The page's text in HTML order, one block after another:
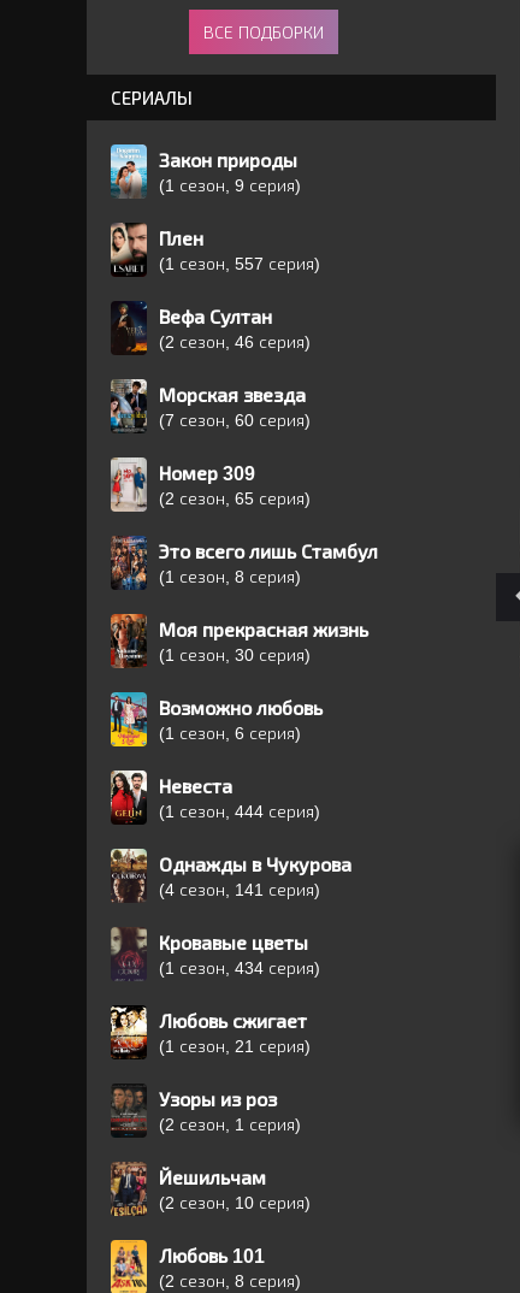
ВСЕ ПОДБОРКИ
СЕРИАЛЫ
Закон природы
(1 сезон, 9 серия)
Плен
(1 сезон, 557 серия)
Вефа Султан
(2 сезон, 46 серия)
Морская звезда
(7 сезон, 60 серия)
Номер 309
(2 сезон, 65 серия)
Это всего лишь Стамбул
(1 сезон, 8 серия)
Моя прекрасная жизнь
(1 сезон, 30 серия)
Возможно любовь
(1 сезон, 6 серия)
Невеста
(1 сезон, 444 серия)
Однажды в Чукурова
(4 сезон, 141 серия)
Кровавые цветы
(1 сезон, 434 серия)
Любовь сжигает
(1 сезон, 21 серия)
Узоры из роз
(2 сезон, 1 серия)
Йешильчам
(2 сезон, 10 серия)
Любовь 101
(2 сезон, 8 серия)